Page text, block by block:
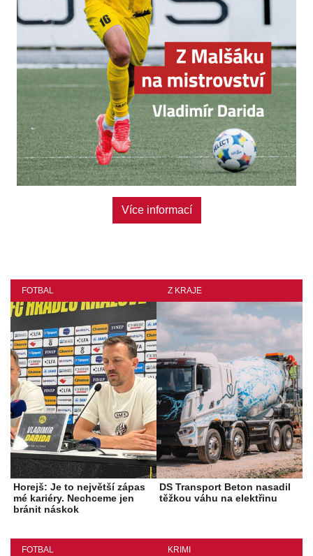
Více informací
FOTBAL
Horejš: Je to největší zápas
mé kariéry. Nechceme jen
bránit náskok
Z KRAJE
DS Transport Beton nasadil
těžkou váhu na elektřinu
FOTBAL KRIMI